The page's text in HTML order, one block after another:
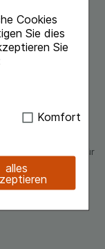
Cookies
Sie dies
Sie
es sich um
diese nicht
zu gestalten,
des
Komfort
alles
verschiedenen
und Rechnung (für